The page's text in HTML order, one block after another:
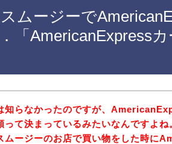
ムージーで
「AmericanExpress
知らなかったのですが、
って決まっているみたいなんですよね
ムージーのお店で買い物をした時に